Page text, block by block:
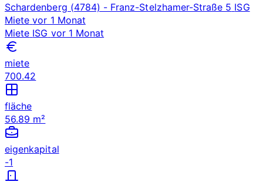
Schardenberg (4784) - Franz-Stelzhamer-Straße 5 ISG
Miete vor 1 Monat
Miete ISG vor 1 Monat
miete
700.42
fläche
56.89 m²
eigenkapital
-1